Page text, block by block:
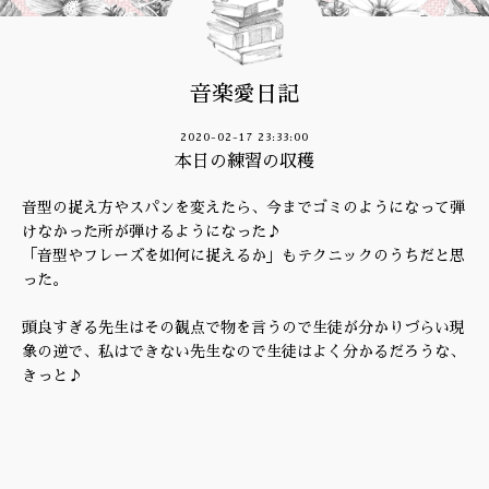
音楽愛日記
2020-02-17 23:33:00
本日の練習の収穫
音型の捉え方やスパンを変えたら、今までゴミのようになって弾
けなかった所が弾けるようになった♪
「音型やフレーズを如何に捉えるか」もテクニックのうちだと思
った。
頭良すぎる先生はその観点で物を言うので生徒が分かりづらい現
象の逆で、私はできない先生なので生徒はよく分かるだろうな、
きっと♪